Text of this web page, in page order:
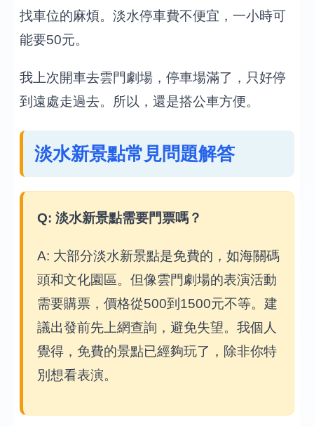
找車位的麻煩。淡水停車費不便宜，一小時可
能要50元。
我上次開車去雲門劇場，停車場滿了，只好停
到遠處走過去。所以，還是搭公車方便。
淡水新景點常見問題解答
Q: 淡水新景點需要門票嗎？
A: 大部分淡水新景點是免費的，如海關碼
頭和文化園區。但像雲門劇場的表演活動
需要購票，價格從500到1500元不等。建
議出發前先上網查詢，避免失望。我個人
覺得，免費的景點已經夠玩了，除非你特
別想看表演。